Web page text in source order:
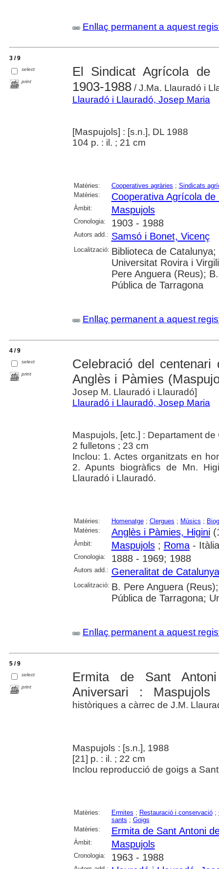
Enllaç permanent a aquest
3 / 9
select
print
El Sindicat Agrícola de
1903-1988/ J.Ma. Llauradó i
Llauradó i Llauradó, Josep Maria
[Maspujols] : [s.n.], DL 1988
104 p. : il. ; 21 cm
Matèries: Cooperatives agràries ; Sindicats
Matèries:
Cooperativa Agrícola de
Àmbit: Maspujols
Cronologia: 1903 - 1988
Autors add.: Samsó i Bonet, Vicenç
Localització: Biblioteca de
Universitat Rovira i
Pere Anguera (Reus);
Pública de Tarragona
Enllaç permanent a aquest
4 / 9
select
print
Celebració del
Anglès i Pàmies
Josep M. Llauradó i Llauradó]
Llauradó i Llauradó, Josep Maria
Maspujols, [etc.] : Departament de
2 fulletons ; 23 cm
Inclou: 1. Actes organitzats en
2. Apunts biogràfics de Mn.
Llauradó i Llauradó.
Matèries: Homenatge; Clergues ; Músics ;
Matèries:
Anglès i Pàmies, Higini
Àmbit: Maspujols; Roma- Itàlia
Cronologia: 1888 - 1969; 1988
Autors add.: Generalitat de Catalunya
Localització: B. Pere Anguera
Pública de Tarragona;
Enllaç permanent a aquest
5 / 9
select
print
Ermita de Sant
Aniversari : Maspujols
històriques a càrrec de J.M.
Maspujols : [s.n.], 1988
[21] p. : il. ; 22 cm
Inclou reproducció de goigs a
Matèries: Ermites ; Restauració i conservació;
sants ; Goigs
Matèries:
Ermita de Sant Antoni
Àmbit: Maspujols
Cronologia: 1963 - 1988